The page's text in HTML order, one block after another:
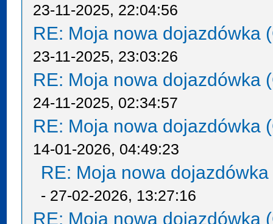
23-11-2025, 22:04:56
RE: Moja nowa dojazdówka
23-11-2025, 23:03:26
RE: Moja nowa dojazdówka
24-11-2025, 02:34:57
RE: Moja nowa dojazdówka
14-01-2026, 04:49:23
RE: Moja nowa
- 27-02-2026, 13:27:16
RE: Moja nowa dojazdówka